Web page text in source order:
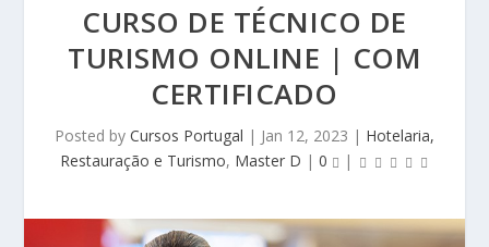
CURSO DE TÉCNICO DE
TURISMO ONLINE | COM
CERTIFICADO
Posted by Cursos Portugal | Jan 12, 2023 | Hotelaria,
Restauração e Turismo, Master D | 0 |